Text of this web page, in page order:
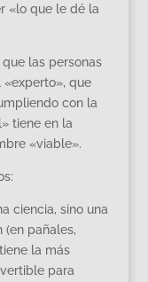
«lo que le dé la
las personas
que
con la
tiene en la
«viable».
ciencia, sino una
(en pañales,
la más
para